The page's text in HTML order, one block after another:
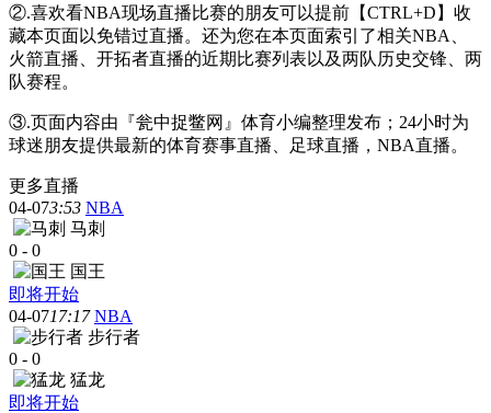
②.喜欢看NBA现场直播比赛的朋友可以提前【CTRL+D】收
藏本页面以免错过直播。还为您在本页面索引了相关NBA、
火箭直播、开拓者直播的近期比赛列表以及两队历史交锋、两
队赛程。
③.页面内容由『瓮中捉鳖网』体育小编整理发布；24小时为
球迷朋友提供最新的体育赛事直播、足球直播，NBA直播。
更多直播
04-073:53 NBA
马刺
0 - 0
国王
即将开始
04-0717:17 NBA
步行者
0 - 0
猛龙
即将开始